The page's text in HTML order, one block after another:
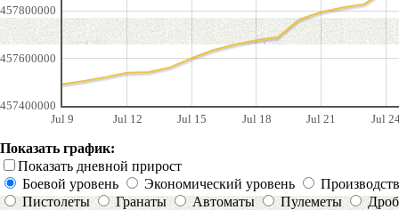
Jul 9 Jul 12 Jul 15 Jul 18 Jul 21 Jul
457400000
457600000
457800000
Показать график:
Показать дневной прирост
Боевой уровень
Экономический уровень
Пистолеты
Гранаты Автоматы Пулеметы